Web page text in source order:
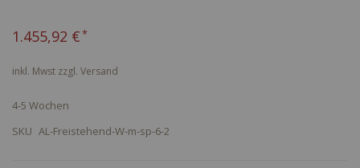
gallery
1.455,92 €
inkl. Mwst zzgl. Versand
4-5 Wochen
SKU AL-Freistehend-W-m-sp-6-2